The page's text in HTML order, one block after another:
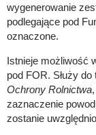
wygenerowanie
podlegające pod
oznaczone.
Istnieje możliwość
pod FOR. Służy do
Ochrony Rolnictwa
zaznaczenie
zostanie